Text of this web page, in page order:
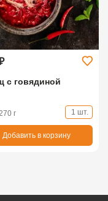
с говядиной
г 1 шт.
Добавить в корзину